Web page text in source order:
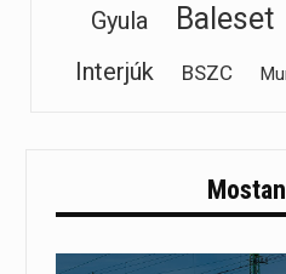
Gyula
Baleset
Interjúk BSZC